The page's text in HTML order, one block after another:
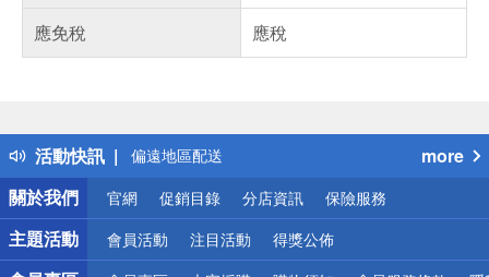
應免稅
應稅
活動快訊
詐騙網頁！請小心！
銀行優惠
偏遠地區配送
詐騙網頁！請小心！
more
關於我們
官網 促銷目錄 分店資訊 保險服務
主題活動 會員活動 注目活動 得獎公佈